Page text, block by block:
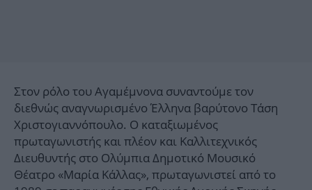
Στον ρόλο του Αγαμέμνονα συναντούμε τον
διεθνώς αναγνωρισμένο Έλληνα βαρύτονο Τάση
Χριστογιαννόπουλο. Ο καταξιωμένος
πρωταγωνιστής και πλέον και Καλλιτεχνικός
Διευθυντής στο Ολύμπια Δημοτικό Μουσικό
Θέατρο «Μαρία Κάλλας», πρωταγωνιστεί από το